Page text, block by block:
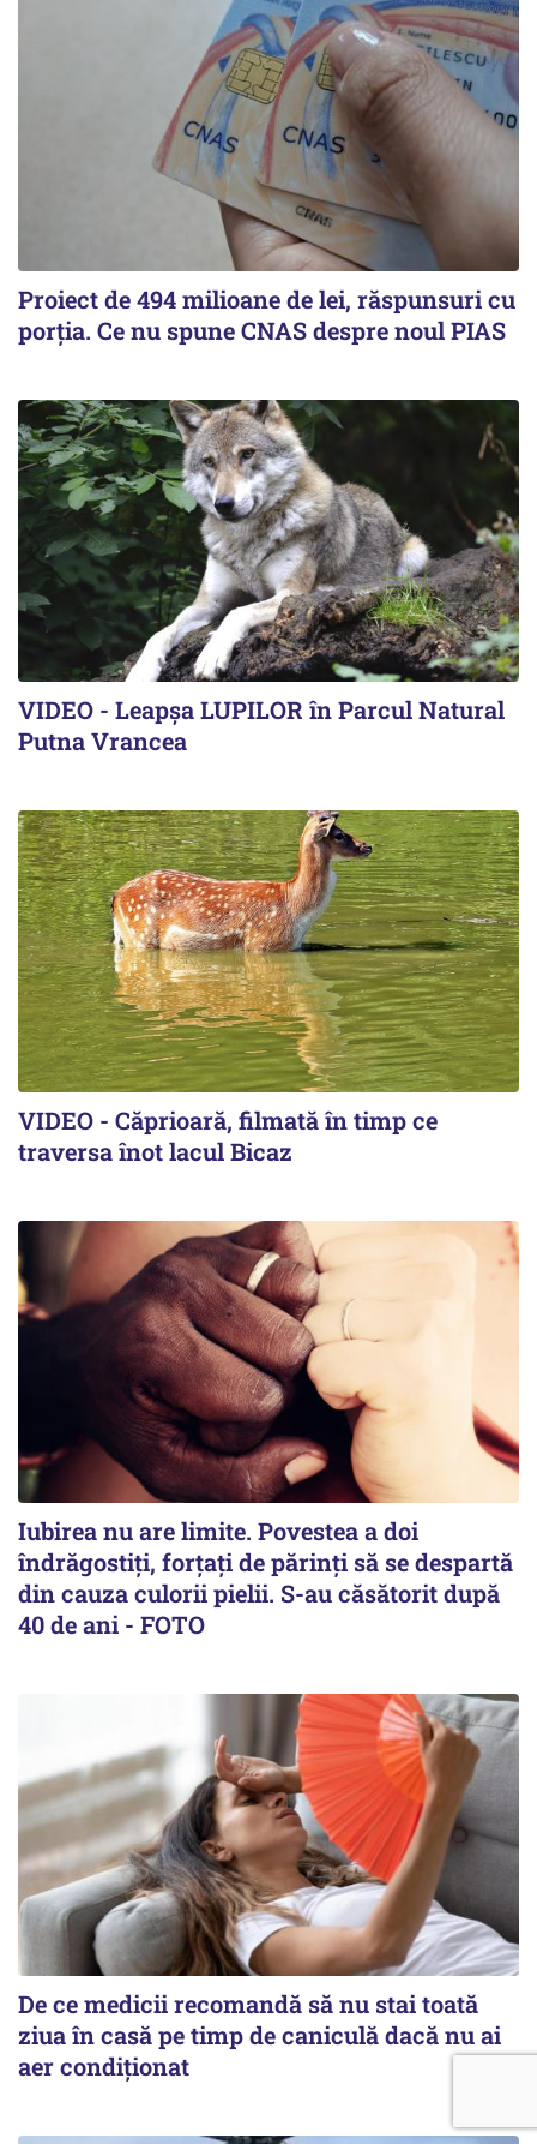
Proiect de 494 milioane de lei, răspunsuri cu
porția. Ce nu spune CNAS despre noul PIAS
VIDEO - Leapșa LUPILOR în Parcul Natural
Putna Vrancea
VIDEO - Căprioară, filmată în timp ce
traversa înot lacul Bicaz
Iubirea nu are limite. Povestea a doi
îndrăgostiţi, forţaţi de părinţi să se despartă
din cauza culorii pielii. S-au căsătorit după
40 de ani - FOTO
De ce medicii recomandă să nu stai toată
ziua în casă pe timp de caniculă dacă nu ai
aer condiționat